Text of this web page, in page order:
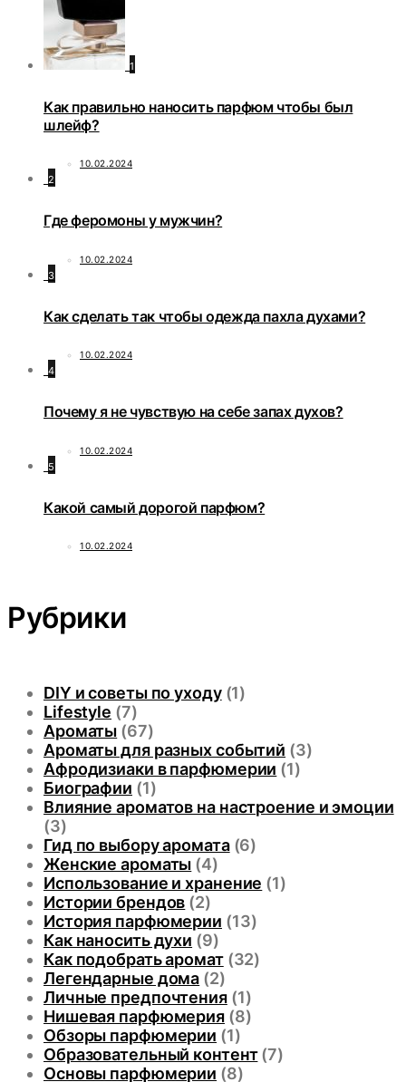
1
Как правильно наносить парфюм чтобы был
шлейф?
10.02.2024
2
Где феромоны у мужчин?
10.02.2024
3
Как сделать так чтобы одежда пахла духами?
10.02.2024
4
Почему я не чувствую на себе запах духов?
10.02.2024
5
Какой самый дорогой парфюм?
10.02.2024
Рубрики
DIY и советы по уходу(1)
Lifestyle (7)
Ароматы (67)
Ароматы для разных событий (3)
Афродизиаки в парфюмерии (1)
Биографии (1)
Влияние ароматов на настроение и эмоции
(3)
Гид по выбору аромата(6)
Женские ароматы (4)
Использование и хранение (1)
Истории брендов (2)
История парфюмерии (13)
Как наносить духи (9)
Как подобрать аромат(32)
Легендарные дома (2)
Личные предпочтения(1)
Нишевая парфюмерия(8)
Обзоры парфюмерии (1)
Образовательный контент(7)
Основы парфюмерии (8)